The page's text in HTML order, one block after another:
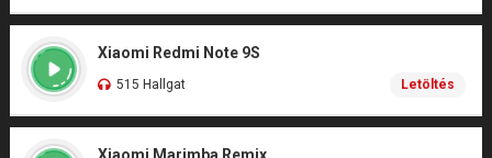
Xiaomi Redmi Note 9S
515 Hallgat Letöltés